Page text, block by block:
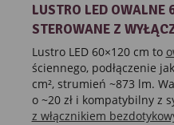
LUSTRO LED
STEROWANE Z
Lustro LED 60×120 cm to
ściennego, podłączenie
cm², strumień ~873 lm.
o ~20 zł i kompatybilny z
z włącznikiem